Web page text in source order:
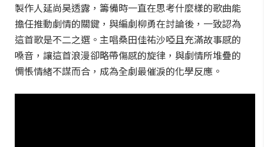
製作人延尚昊透露，籌備時一直在思考什麼樣的歌曲能
擔任推動劇情的關鍵，與編劇柳勇在討論後，一致認為
這首歌是不二之選。主唱桑田佳祐沙啞且充滿故事感的
嗓音，讓這首浪漫卻略帶傷感的旋律，與劇情所堆疊的
惆悵情緒不謀而合，成為全劇最催淚的化學反應。